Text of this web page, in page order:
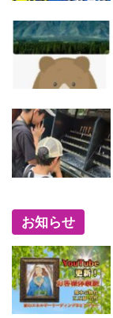
お知らせ